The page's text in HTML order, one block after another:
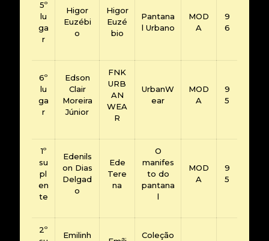
5º
lu
ga
r
Higor
Euzébi
o
Higor
Euzé
bio
Pantana
l Urbano
MOD
A
9
6
6º
lu
ga
r
Edson
Clair
Moreira
Júnior
FNK
URB
AN
WEA
R
UrbanW
ear
MOD
A
9
5
1º
su
pl
en
te
Edenils
on Dias
Delgad
o
Ede
Tere
na
O
manifes
to do
pantana
l
MOD
A
9
5
2º
Emilinh
Coleção